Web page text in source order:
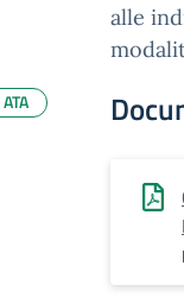
alle